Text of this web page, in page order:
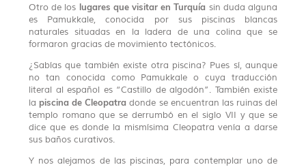
Otro de los lugares que visitar en Turquía sin duda alguna
es Pamukkale, conocida por sus piscinas blancas
naturales situadas en la ladera de una colina que se
formaron gracias de movimiento tectónicos.
¿Sabías que también existe otra piscina? Pues sí, aunque
no tan conocida como Pamukkale o cuya traducción
literal al español es “Castillo de algodón”. También existe
lapiscina de Cleopatra donde se encuentran las ruinas del
templo romano que se derrumbó en el siglo VII y que se
dice que es donde la mismísima Cleopatra venía a darse
sus baños curativos.
Y nos alejamos de las piscinas, para contemplar uno de